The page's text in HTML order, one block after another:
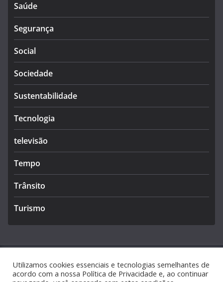
Saúde
Segurança
Social
Sociedade
Sustentabilidade
Tecnologia
televisão
Tempo
Trânsito
Turismo
Copyright © 2026Caldas Notícias. Todos os direitos
Utilizamos cookies essenciais e tecnologias semelhantes de
acordo com a nossa Política de Privacidade e, ao continuar